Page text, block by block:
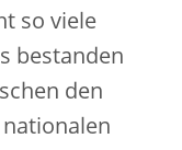
so viele
bestanden
den